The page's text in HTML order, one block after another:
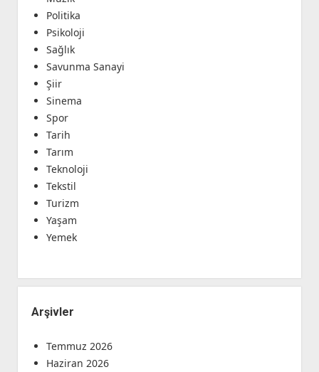
Politika
Psikoloji
Sağlık
Savunma Sanayi
Şiir
Sinema
Spor
Tarih
Tarım
Teknoloji
Tekstil
Turizm
Yaşam
Yemek
Arşivler
Temmuz 2026
Haziran 2026